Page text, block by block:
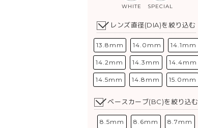
WHITE SPECIAL
レンズ直径(DIA)を絞り込む
13.8mm 14.0mm 14.1mm
14.2mm 14.3mm 14.4mm
14.5mm 14.8mm 15.0mm
ベースカーブ(BC)を絞り込む
8.5mm 8.6mm 8.7mm